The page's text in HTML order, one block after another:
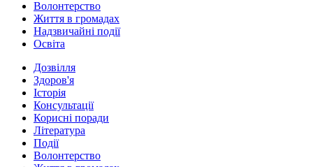
Волонтерство
Життя в громадах
Надзвичайні події
Освіта
Дозвілля
Здоров'я
Історія
Консультації
Корисні поради
Література
Події
Волонтерство